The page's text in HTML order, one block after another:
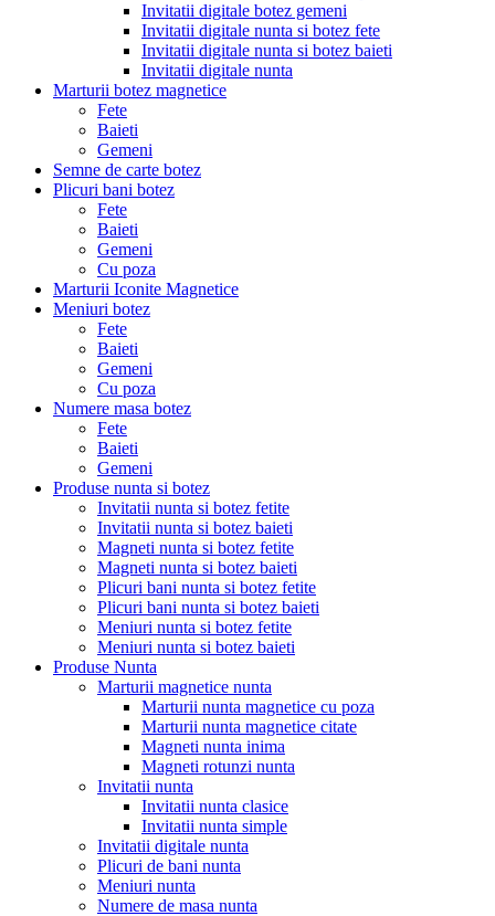
Invitatii digitale botez gemeni
Invitatii digitale nunta si botez fete
Invitatii digitale nunta si botez baieti
Invitatii digitale nunta
Marturii botez magnetice
Fete
Baieti
Gemeni
Semne de carte botez
Plicuri bani botez
Fete
Baieti
Gemeni
Cu poza
Marturii Iconite Magnetice
Meniuri botez
Fete
Baieti
Gemeni
Cu poza
Numere masa botez
Fete
Baieti
Gemeni
Produse nunta si botez
Invitatii nunta si botez fetite
Invitatii nunta si botez baieti
Magneti nunta si botez fetite
Magneti nunta si botez baieti
Plicuri bani nunta si botez fetite
Plicuri bani nunta si botez baieti
Meniuri nunta si botez fetite
Meniuri nunta si botez baieti
Produse Nunta
Marturii magnetice nunta
Marturii nunta magnetice cu poza
Marturii nunta magnetice citate
Magneti nunta inima
Magneti rotunzi nunta
Invitatii nunta
Invitatii nunta clasice
Invitatii nunta simple
Invitatii digitale nunta
Plicuri de bani nunta
Meniuri nunta
Numere de masa nunta